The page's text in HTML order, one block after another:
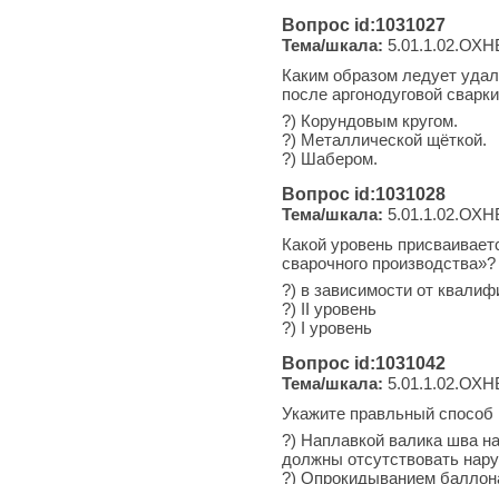
Вопрос id:1031027
Тема/шкала:
Каким образом ледует
после аргонодуговой
?) Корундовым кругом.
?) Металлической щёткой.
?) Шабером.
Вопрос id:1031028
Тема/шкала:
Какой уровень
сварочного производства»?
?) в зависимости от
?) II уровень
?) I уровень
Вопрос id:1031042
Тема/шкала:
Укажите правльный способ
?) Наплавкой валика шва
должны отсутствовать
?) Опрокидыванием